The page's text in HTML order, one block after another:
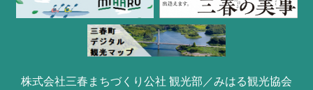
株式会社三春まちづくり公社 観光部／みはる観光協会